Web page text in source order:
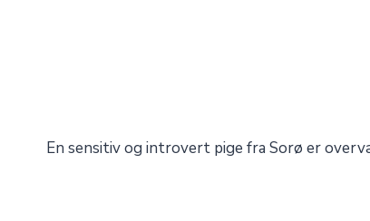
En sensitiv og introvert pige fra Sorø er